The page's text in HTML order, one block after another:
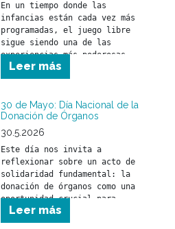
En un tiempo donde las
infancias están cada vez más
programadas, el juego libre
sigue siendo una de las
experiencias más poderosas
para el desarrollo de los
niños.
Leer más
30 de Mayo: Día Nacional de la
Donación de Órganos
30.5.2026
Este día nos invita a
reflexionar sobre un acto de
solidaridad fundamental: la
donación de órganos como una
oportunidad crucial para
salvar y mejorar la calidad
de vida de miles de personas.
Leer más